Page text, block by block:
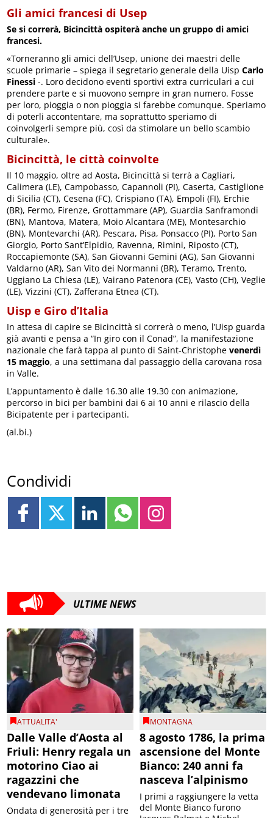
Gli amici francesi di Usep
Se si correrà, Bicincittà ospiterà anche un gruppo di amici
francesi.
«Torneranno gli amici dell’Usep, unione dei maestri delle
scuole primarie – spiega il segretario generale della UispCarlo
Finessi -. Loro decidono eventi sportivi extra curriculari a cui
prendere parte e si muovono sempre in gran numero. Fosse
per loro, pioggia o non pioggia si farebbe comunque. Speriamo
di poterli accontentare, ma soprattutto speriamo di
coinvolgerli sempre più, così da stimolare un bello scambio
culturale».
Bicincittà, le città coinvolte
Il 10 maggio, oltre ad Aosta, Bicincittà si terrà a Cagliari,
Calimera (LE), Campobasso, Capannoli (PI), Caserta, Castiglione
di Sicilia (CT), Cesena (FC), Crispiano (TA), Empoli (FI), Erchie
(BR), Fermo, Firenze, Grottammare (AP), Guardia Sanframondi
(BN), Mantova, Matera, Moio Alcantara (ME), Montesarchio
(BN), Montevarchi (AR), Pescara, Pisa, Ponsacco (PI), Porto San
Giorgio, Porto Sant’Elpidio, Ravenna, Rimini, Riposto (CT),
Roccapiemonte (SA), San Giovanni Gemini (AG), San Giovanni
Valdarno (AR), San Vito dei Normanni (BR), Teramo, Trento,
Uggiano La Chiesa (LE), Vairano Patenora (CE), Vasto (CH), Veglie
(LE), Vizzini (CT), Zafferana Etnea (CT).
Uisp e Giro d’Italia
In attesa di capire se Bicincittà si correrà o meno, l’Uisp guarda
già avanti e pensa a “In giro con il Conad”, la manifestazione
nazionale che farà tappa al punto di Saint-Christophevenerdì
15 maggio, a una settimana dal passaggio della carovana rosa
in Valle.
L’appuntamento è dalle 16.30 alle 19.30 con animazione,
percorso in bici per bambini dai 6 ai 10 anni e rilascio della
Bicipatente per i partecipanti.
(al.bi.)
Condividi
ULTIME NEWS
ATTUALITA'
Dalle Valle d’Aosta al
Friuli: Henry regala un
motorino Ciao ai
ragazzini che
vendevano limonata
Ondata di generosità per i tre
MONTAGNA
8 agosto 1786, la prima
ascensione del Monte
Bianco: 240 anni fa
nasceva l’alpinismo
I primi a raggiungere la vetta
del Monte Bianco furono